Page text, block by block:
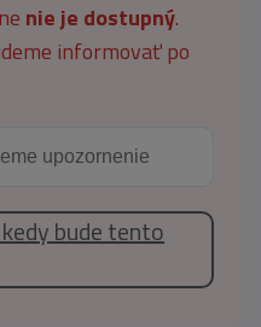
nie je dostupný.
informovať po
bude tento